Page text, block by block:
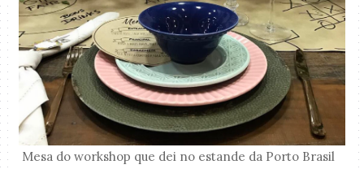
Mesa do workshop que dei no estande da Porto Brasil